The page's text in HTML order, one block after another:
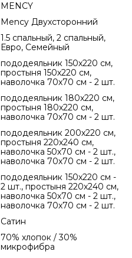
MENCY
Mency Двухсторонний
1.5 спальный, 2 спальный,
Евро, Семейный
пододеяльник 150х220 см,
простыня 150х220 см,
наволочка 70х70 см - 2 шт.
пододеяльник 180х220 см,
простыня 180х220 см,
наволочка 70х70 см - 2 шт.
пододеяльник 200х220 см,
простыня 220х240 см,
наволочка 50х70 см - 2 шт.,
наволочка 70х70 см - 2 шт.
пододеяльник 150х220 см -
2 шт., простыня 220х240 см,
наволочка 50х70 см - 2 шт.,
наволочка 70х70 см - 2 шт.
Сатин
70% хлопок / 30%
микрофибра